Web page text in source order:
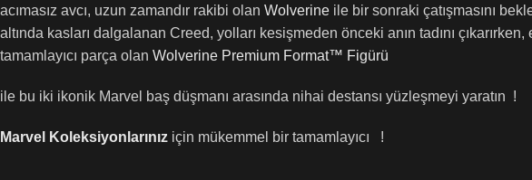
acımasız avcı, uzun zamandır rakibi olan Wolverine ile bir sonraki çatışmasını
altında kasları dalgalanan Creed, yolları kesişmeden önceki anın tadını
tamamlayıcı parça olan Wolverine Premium Format™ Figürü
ile bu iki ikonik Marvel baş düşmanı arasında nihai destansı yüzleşmeyi yaratın !
Marvel Koleksiyonlarınız için mükemmel bir tamamlayıcı !